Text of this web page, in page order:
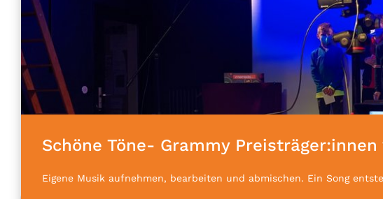
Schöne Töne- Grammy Preisträger:innen
Eigene Musik aufnehmen, bearbeiten und abmischen. Ein Song